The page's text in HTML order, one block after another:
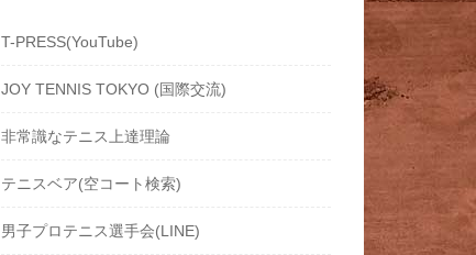
T-PRESS(YouTube)
JOY TENNIS TOKYO (国際交流)
非常識なテニス上達理論
テニスベア(空コート検索)
男子プロテニス選手会(LINE)